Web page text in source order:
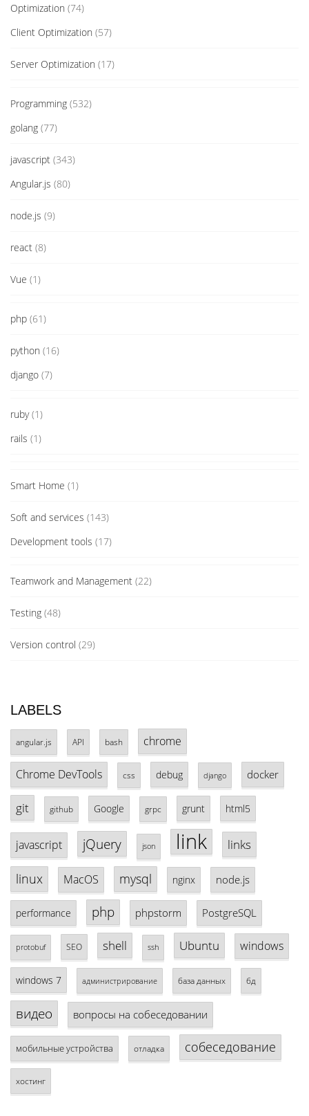
Optimization (74)
Client Optimization (57)
Server Optimization (17)
Programming (532)
golang (77)
javascript (343)
Angular.js (80)
node.js (9)
react (8)
Vue (1)
php (61)
python (16)
django (7)
ruby(1)
rails (1)
Smart Home (1)
Soft and services (143)
Development tools (17)
Teamwork and Management (22)
Testing (48)
Version control (29)
LABELS
angular.js API bash chrome
Chrome DevTools css debug django docker
git github Google grpc grunt html5
javascript jQuery json link links
linux MacOS mysql nginx node.js
performance php phpstorm PostgreSQL
protobuf SEO shell ssh Ubuntu windows
windows 7 администрирование база данных бд
видео вопросы на собеседовании
мобильные устройства отладка собеседование
хостинг